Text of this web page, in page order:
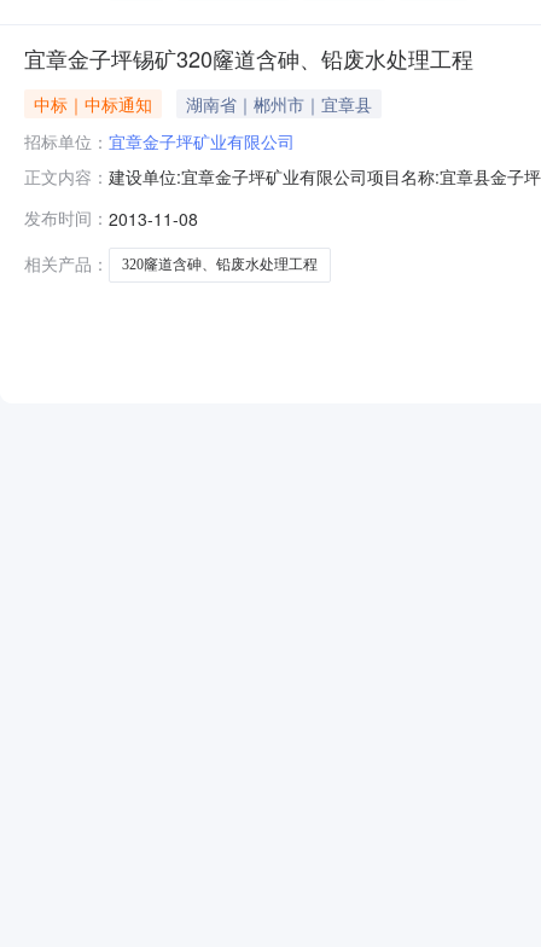
宜章金子坪锡矿320窿道含砷、铅废水处理工程
中标｜中标通知
湖南省｜郴州市｜宜章县
招标单位： 宜章金子坪矿业有限公司
正文内容： 建设单位:宜章金子坪矿业有限公司项目名称:宜章县金子
￥6988600.00元第三名湖南恒凯环保科技投资有限公司
发布时间： 2013-11-08
相关产品：
320窿道含砷、铅废水处理工程